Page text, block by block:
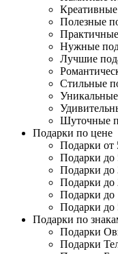
Полезные
Нужные
Лучшие
Стильные
Шуточные
Подарки по цене
Подарки от
Подарки до
Подарки до
Подарки до
Подарки до
Подарки до
Подарки по
Подарки
Подарки